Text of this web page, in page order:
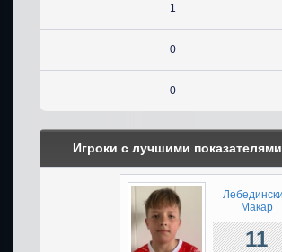
1
0
0
Игроки с лучшими
Макар
11